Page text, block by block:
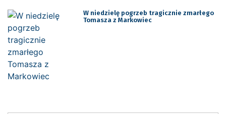
W niedzielę pogrzeb tragicznie zmarłego
Tomasza z Markowiec